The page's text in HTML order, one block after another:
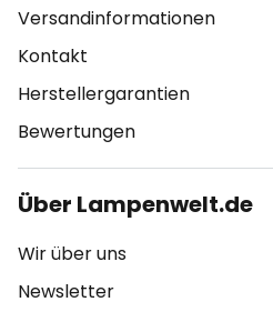
Versandinformationen
Kontakt
Herstellergarantien
Bewertungen
Über Lampenwelt.de
Wir über uns
Newsletter